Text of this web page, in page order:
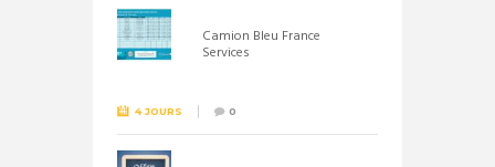
Camion Bleu France
Services
4 JOURS 0